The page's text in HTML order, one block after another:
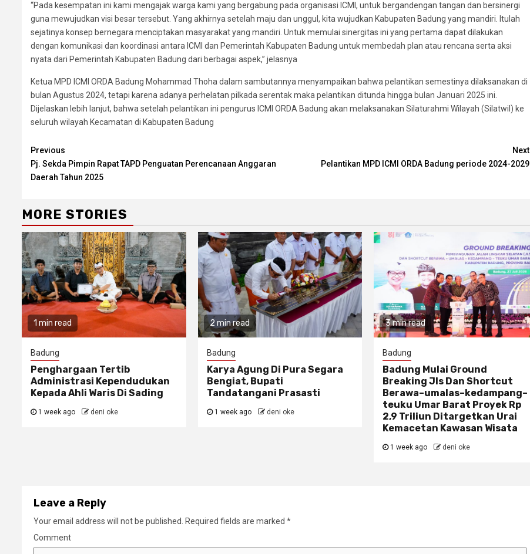
“Pada kesempatan ini kami mengajak warga kami yang bergabung pada organisasi ICMI, untuk bergandengan tangan dan bersinergi
guna mewujudkan visi besar tersebut. Yang akhirnya setelah maju dan unggul, kita wujudkan Kabupaten Badung yang mandiri. Itulah
sejatinya konsep bernegara menciptakan masyarakat yang mandiri. Untuk memulai sinergitas ini yang pertama dapat dilakukan
dengan komunikasi dan koordinasi antara ICMI dan Pemerintah Kabupaten Badung untuk membedah plan atau rencana serta aksi
nyata dari Pemerintah Kabupaten Badung dari berbagai aspek,” jelasnya
Ketua MPD ICMI ORDA Badung Mohammad Thoha dalam sambutannya menyampaikan bahwa pelantikan semestinya dilaksanakan di
bulan Agustus 2024, tetapi karena adanya perhelatan pilkada serentak maka pelantikan ditunda hingga bulan Januari 2025 ini.
Dijelaskan lebih lanjut, bahwa setelah pelantikan ini pengurus ICMI ORDA Badung akan melaksanakan Silaturahmi Wilayah (Silatwil) ke
seluruh wilayah Kecamatan di Kabupaten Badung
Continue
Reading
Previous
Pj. Sekda Pimpin Rapat TAPD Penguatan Perencanaan Anggaran
Daerah Tahun 2025
Next
Pelantikan MPD ICMI ORDA Badung periode 2024-2029
MORE STORIES
1 min read
Badung
Penghargaan Tertib
Administrasi Kependudukan
Kepada Ahli Waris Di Sading
1 week ago deni oke
2 min read
Badung
Karya Agung Di Pura Segara
Bengiat, Bupati
Tandatangani Prasasti
1 week ago deni oke
3 min read
Badung
Badung Mulai Ground
Breaking Jls Dan Shortcut
Berawa–umalas–kedampang–
teuku Umar Barat Proyek Rp
2,9 Triliun Ditargetkan Urai
Kemacetan Kawasan Wisata
1 week ago deni oke
Leave a Reply
Your email address will not be published. Required fields are marked *
Comment